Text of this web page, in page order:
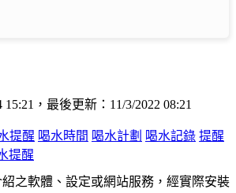
，最後更新：11/3/2022 08:21
提醒 喝水時間 喝水計劃 喝水記錄 提醒
提醒
之軟體、設定或網站服務，經實際安裝